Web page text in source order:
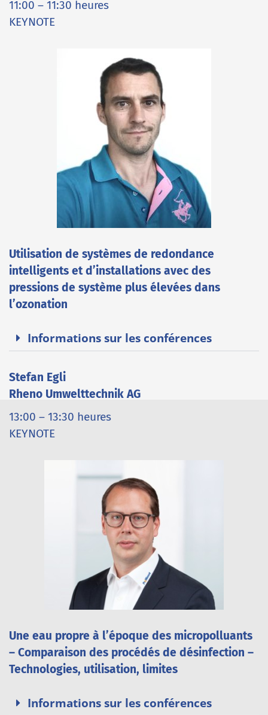
11:00 – 11:30 heures
KEYNOTE
Utilisation de systèmes de redondance
intelligents et d’installations avec des
pressions de système plus élevées dans
l’ozonation
Informations sur les conférences
Stefan Egli
Rheno Umwelttechnik AG
13:00 – 13:30 heures
KEYNOTE
Une eau propre à l’époque des micropolluants
– Comparaison des procédés de désinfection –
Technologies, utilisation, limites
Informations sur les conférences